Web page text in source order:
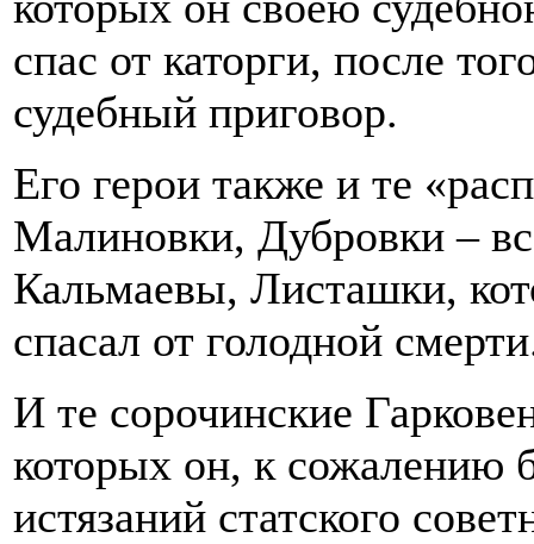
спас от каторги, после
судебный приговор.
Его герои также и те
Малиновки, Дубровки –
Кальмаевы, Листашки,
спасал от голодной
И те сорочинские
которых он, к сожалению
истязаний статского